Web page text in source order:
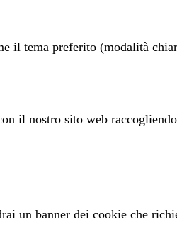
il tema preferito (modalità
il nostro sito web
un banner dei cookie che